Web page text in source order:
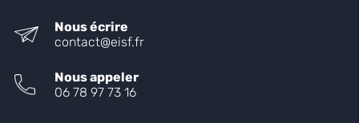
Nous écrire
contact@eisf.fr
Nous appeler
06 78 97 73 16